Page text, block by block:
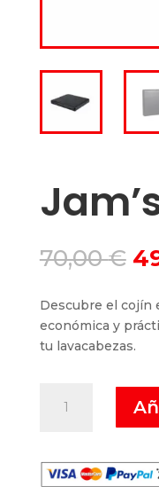
70,00€ El
Descubre el cojín
económica y
tu lavacabezas.
cantidad